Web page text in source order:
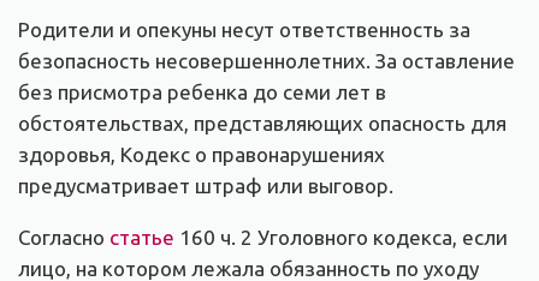
Родители и опекуны несут ответственность за
безопасность несовершеннолетних. За оставление
без присмотра ребенка до семи лет в
обстоятельствах, представляющих опасность для
здоровья, Кодекс о правонарушениях
предусматривает штраф или выговор.
Согласно статье 160 ч. 2 Уголовного кодекса, если
лицо, на котором лежала обязанность по уходу